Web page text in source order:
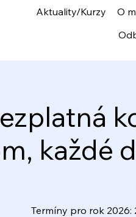
Aktuality/Kurzy O
každé
Termíny pro rok 2026: